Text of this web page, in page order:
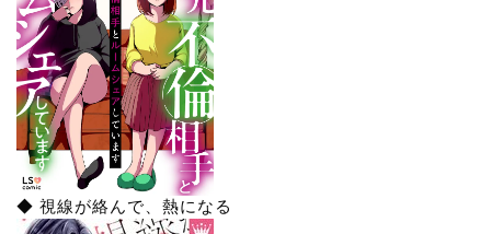
◆ 視線が絡んで、熱になる